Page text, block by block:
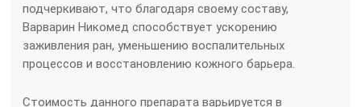
подчеркивают, что благодаря своему составу,
Варварин Никомед способствует ускорению
заживления ран, уменьшению воспалительных
процессов и восстановлению кожного барьера.
Стоимость данного препарата варьируется в